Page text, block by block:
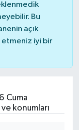
Bu
açık
etmeniz iyi bir
Cuma
konumları